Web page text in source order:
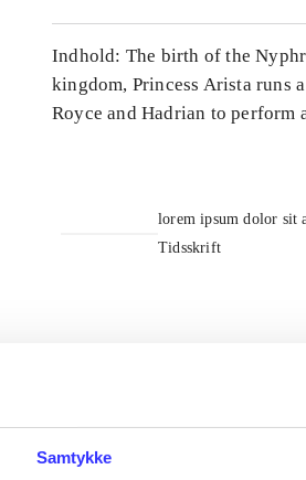
Samtykke
Indhold: The birth of the
kingdom, Princess Arista runs
Royce and Hadrian to perform
lorem ipsum dolor sit
Tidsskrift